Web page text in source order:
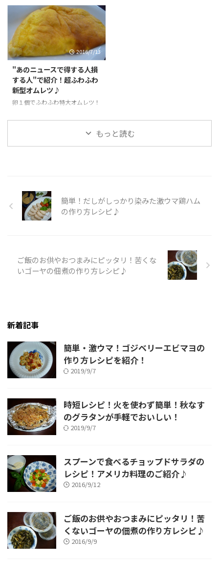
パワー！万能ダレで夏向き料理に
大変身！冷や奴にかけておつまみ
に！冷たいソーメンにかけてラン
チに！
2016/7/13
"あのニュースで得する人損
する人"で紹介！超ふわふわ
新型オムレツ♪
卵１個でふわふわ特大オムレツ！
プチプチ！メレンゲ作りも超簡単
な得ワザ！調味料によっていろんもっと読む
簡単！だしがしっかり染みた激ウマ鶏ハム
の作り方レシピ♪
ご飯のお供やおつまみにピッタリ！苦くな
いゴーヤの佃煮の作り方レシピ♪
新着記事
簡単・激ウマ！ゴジベリーエビマヨの
作り方レシピを紹介！
2019/9/7
時短レシピ！火を使わず簡単！秋なす
のグラタンが手軽でおいしい！
2019/9/7
スプーンで食べるチョップドサラダの
レシピ！アメリカ料理のご紹介♪
2016/9/12
ご飯のお供やおつまみにピッタリ！苦
くないゴーヤの佃煮の作り方レシピ♪
2016/9/9